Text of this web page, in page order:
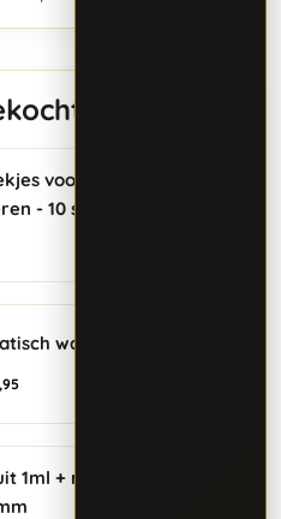
voor
- 10 stuks
water
1ml + naald